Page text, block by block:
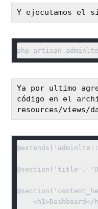
Y ejecutamos el
php artisan
Ya por ultimo
código en el
resources/views/
@section('title',